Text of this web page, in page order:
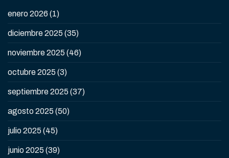
enero 2026 (1)
diciembre 2025 (35)
noviembre 2025 (46)
octubre 2025 (3)
septiembre 2025 (37)
agosto 2025 (50)
julio 2025 (45)
junio 2025 (39)